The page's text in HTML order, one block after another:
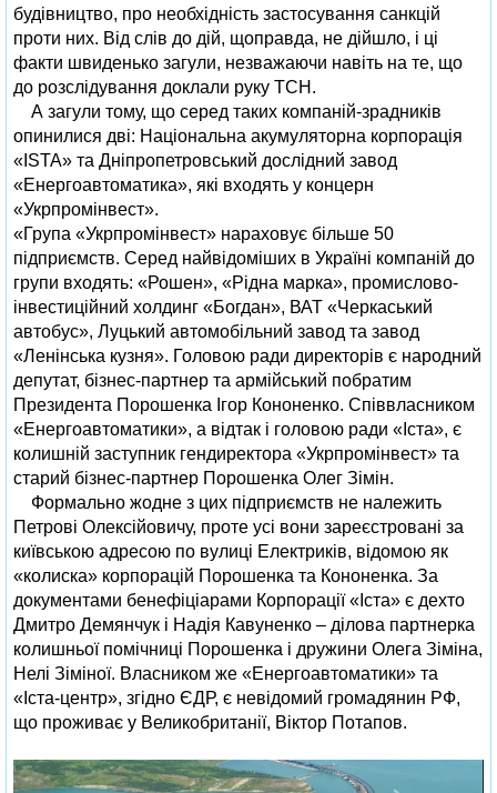
будівництво, про необхідність застосування санкцій
проти них. Від слів до дій, щоправда, не дійшло, і ці
факти швиденько загули, незважаючи навіть на те, що
до розслідування доклали руку ТСН.
А загули тому, що серед таких компаній-зрадників
опинилися дві: Національна акумуляторна корпорація
«ISTA» та Дніпропетровський дослідний завод
«Енергоавтоматика», які входять у концерн
«Укрпромінвест».
«Група «Укрпромінвест» нараховує більше 50
підприємств. Серед найвідоміших в Україні компаній до
групи входять: «Рошен», «Рідна марка», промислово-
інвестиційний холдинг «Богдан», ВАТ «Черкаський
автобус», Луцький автомобільний завод та завод
«Ленінська кузня». Головою ради директорів є народний
депутат, бізнес-партнер та армійський побратим
Президента Порошенка Ігор Кононенко. Співвласником
«Енергоавтоматики», а відтак і головою ради «Іста», є
колишній заступник гендиректора «Укрпромінвест» та
старий бізнес-партнер Порошенка Олег Зімін.
Формально жодне з цих підприємств не належить
Петрові Олексійовичу, проте усі вони зареєстровані за
київською адресою по вулиці Електриків, відомою як
«колиска» корпорацій Порошенка та Кононенка. За
документами бенефіціарами Корпорації «Іста» є дехто
Дмитро Демянчук і Надія Кавуненко – ділова партнерка
колишньої помічниці Порошенка і дружини Олега Зіміна,
Нелі Зіміної. Власником же «Енергоавтоматики» та
«Іста-центр», згідно ЄДР, є невідомий громадянин РФ,
що проживає у Великобританії, Віктор Потапов.